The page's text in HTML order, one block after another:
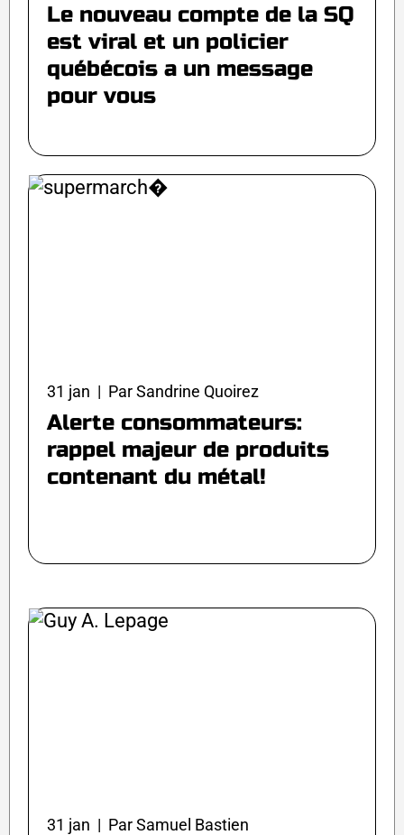
Le nouveau compte de la SQ
est viral et un policier
québécois a un message
pour vous
31 jan | Par Sandrine Quoirez
Alerte consommateurs:
rappel majeur de produits
contenant du métal!
31 jan | Par Samuel Bastien